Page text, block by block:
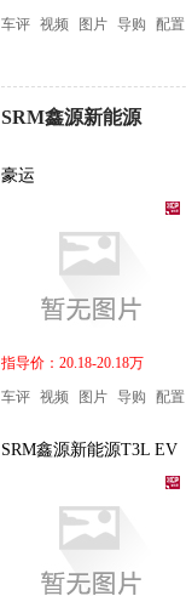
车评 视频 图片 导购 配置
SRM鑫源新能源
豪运
指导价：20.18-20.18万
车评 视频 图片 导购 配置
SRM鑫源新能源T3L EV